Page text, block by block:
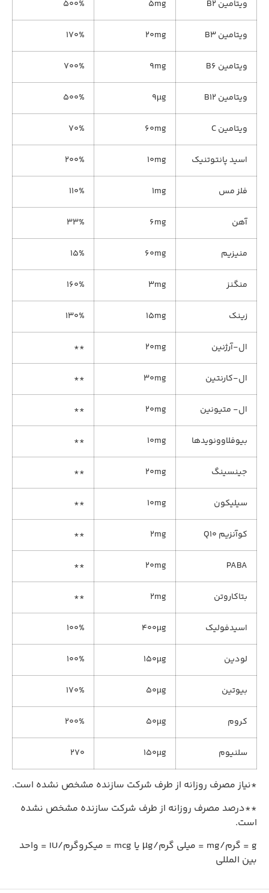
ویتامین B۲ ۵mg ۵۰۰%
ویتامین B۳ ۲۰mg ۱۷۰%
ویتامین B۶ ۹mg ۷۰۰%
ویتامین B۱۲ ۹µg ۵۰۰%
ویتامین C ۶۰mg ۷۰%
اسید پانتوتنیک ۱۰mg ۲۰۰%
فلز مس ۱mg ۱۱۰%
آهن ۶mg ۳۳%
منیزیم ۶۰mg ۱۵%
منگنز ۳mg ۱۶۰%
زینک ۱۵mg ۱۳۰%
ال-آرژنین ۲۰mg **
ال-کارنتین ۳۰mg **
ال- متیونین ۲۰mg **
بیوفلاوونویدها ۱۰mg **
جینسینگ ۲۰mg **
سیلیکون ۱۰mg **
کوآنزیم Q۱۰ ۲mg **
PABA ۲۰mg **
بتاکاروتن ۲mg **
اسیدفولیک ۴۰۰µg ۱۰۰%
لودین ۱۵۰µg ۱۰۰%
بیوتین ۵۰µg ۱۷۰%
کروم ۵۰µg ۲۰۰%
سلنیوم ۱۵۰µg ۲۷۰
*نیاز مصرف روزانه از طرف شرکت سازنده مشخص نشده است.
**درصد مصرف روزانه از طرف شرکت سازنده مشخص نشده
است.
g = گرم/mg = میلی گرم/µg یا mcg = میکروگرم/IU = واحد
بین المللی